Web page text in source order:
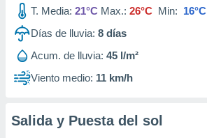
T. Media: 21°C Max.: 26°C Min: 16°C
Días de lluvia: 8 días
Acum. de lluvia: 45 l/m²
Viento medio: 11 km/h
Salida y Puesta del sol